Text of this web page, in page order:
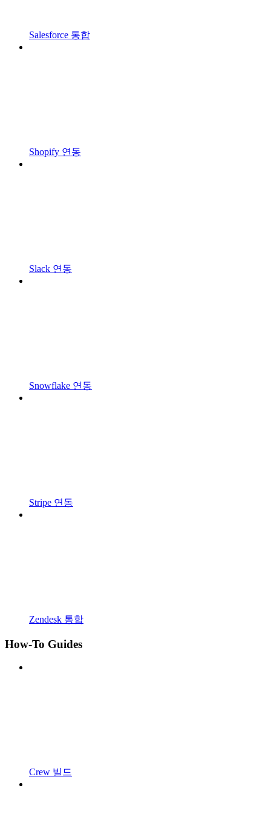
Salesforce 통합
Shopify 연동
Slack 연동
Snowflake 연동
Stripe 연동
Zendesk 통합
How-To Guides
Crew 빌드